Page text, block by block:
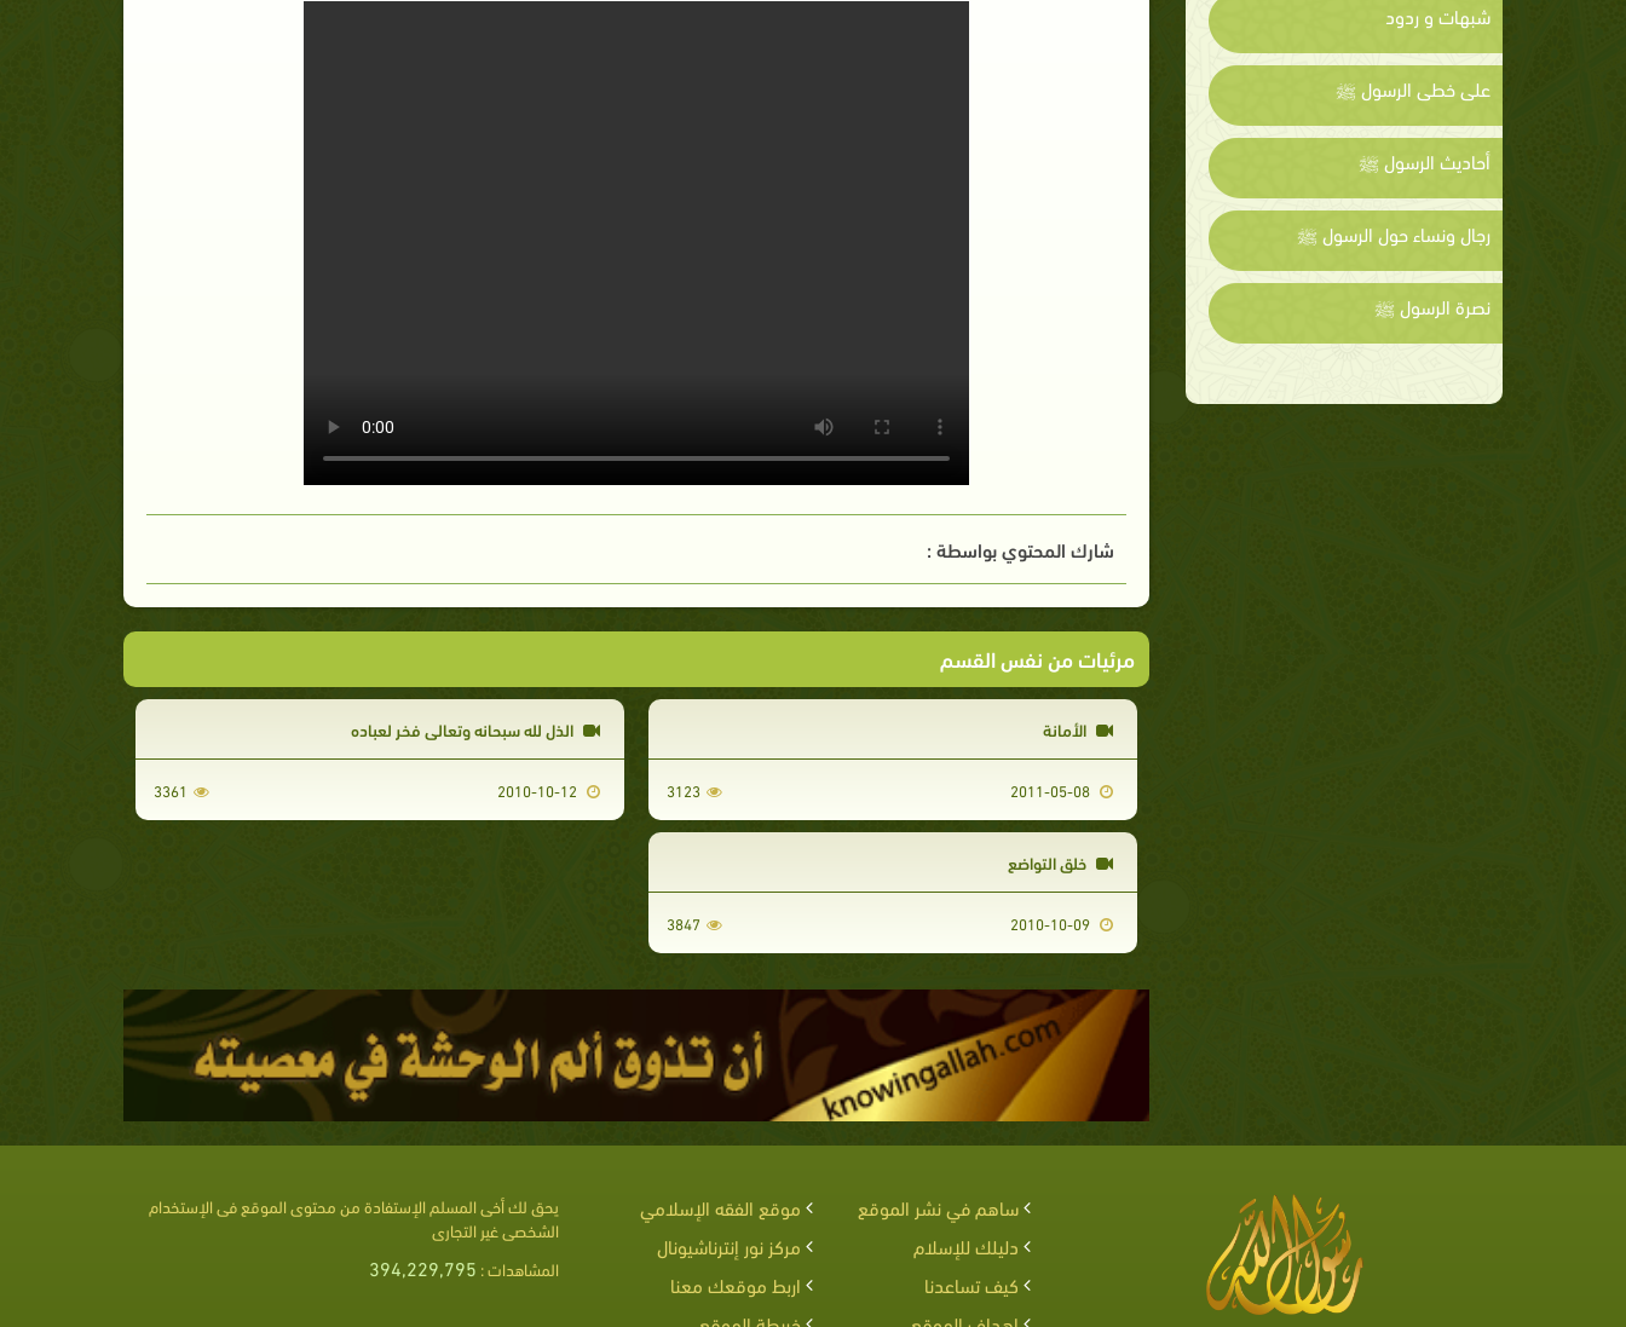
شبهات و ردود
على خطى الرسول ﷺ
أحاديث الرسول ﷺ
رجال ونساء حول الرسول ﷺ
نصرة الرسول ﷺ
شارك المحتوي بواسطة :
مرئيات من نفس القسم
الأمانة
2011-05-08
3123
الذل لله سبحانه وتعالي فخر لعباده
3361
خلق التواضع
2010-10-09
3847
ساهم في نشر الموقع
موقع الفقه الإسلامي
دليلك للإسلام
مركز نور إنترناشيونال
كيف تساعدنا
اربط موقعك معنا
يحق لك أخى المسلم الإستفادة من محتوى الموقع فى الإستخدام
الشخصى غير التجارى
المشاهدات : 394,229,795